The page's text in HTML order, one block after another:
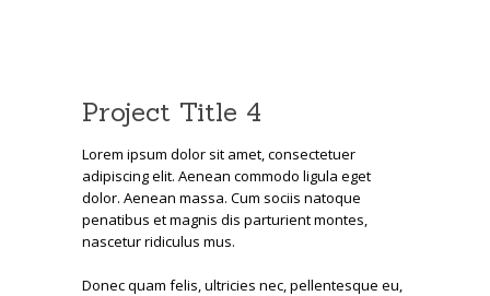
Project Title 4
Lorem ipsum dolor sit amet, consectetuer
adipiscing elit. Aenean commodo ligula eget
dolor. Aenean massa. Cum sociis natoque
penatibus et magnis dis parturient montes,
nascetur ridiculus mus.
Donec quam felis, ultricies nec, pellentesque eu,